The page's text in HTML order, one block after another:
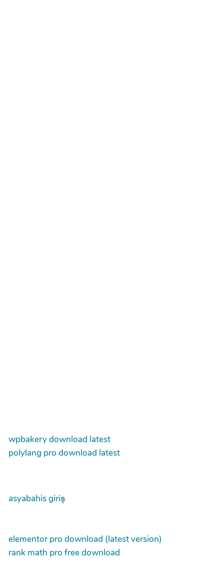
wpbakery download latest
polylang pro download latest
asyabahis giriş
elementor pro download (latest version)
rank math pro free download